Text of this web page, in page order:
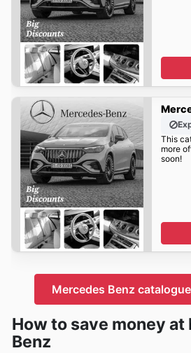
This
more
soon!
Mercedes Benz
How to save money at
Benz